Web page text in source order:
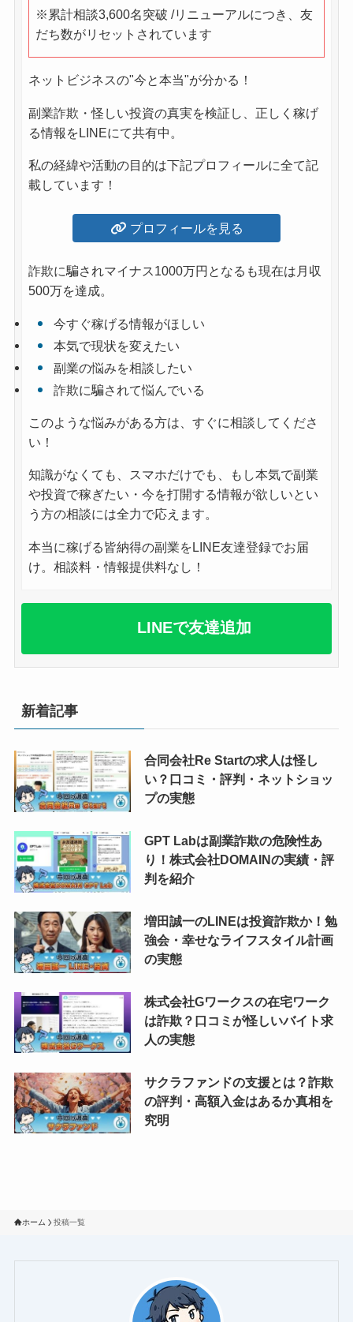
※累計相談3,600名突破 /リニューアルにつき、友
だち数がリセットされています
ネットビジネスの"今と本当"が分かる！
副業詐欺・怪しい投資の真実を検証し、正しく稼げ
る情報をLINEにて共有中。
私の経緯や活動の目的は下記プロフィールに全て記
載しています！
プロフィールを見る
詐欺に騙されマイナス1000万円となるも現在は月収
500万を達成。
今すぐ稼げる情報がほしい
本気で現状を変えたい
副業の悩みを相談したい
詐欺に騙されて悩んでいる
このような悩みがある方は、すぐに相談してくださ
い！
知識がなくても、スマホだけでも、もし本気で副業
や投資で稼ぎたい・今を打開する情報が欲しいとい
う方の相談には全力で応えます。
本当に稼げる皆納得の副業をLINE友達登録でお届
け。相談料・情報提供料なし！
LINEで友達追加
新着記事
合同会社Re Startの求人は怪し
い？口コミ・評判・ネットショッ
プの実態
GPT Labは副業詐欺の危険性あ
り！株式会社DOMAINの実績・評
判を紹介
増田誠一のLINEは投資詐欺か！勉
強会・幸せなライフスタイル計画
の実態
株式会社Gワークスの在宅ワーク
は詐欺？口コミが怪しいバイト求
人の実態
サクラファンドの支援とは？詐欺
の評判・高額入金はあるか真相を
究明
ホーム 投稿一覧